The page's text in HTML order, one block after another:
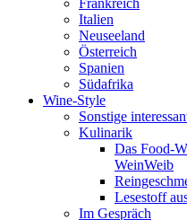
Frankreich
Italien
Neuseeland
Österreich
Spanien
Südafrika
Wine-Style
Sonstige
Kulinarik
Das Food-
WeinWeib
Lesestoff
Im Gespräch